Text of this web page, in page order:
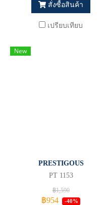
สั่งซื้อสินค้า
เปรียบเทียบ
New
PRESTIGOUS
PT 1153
฿1,590
฿954 -40%